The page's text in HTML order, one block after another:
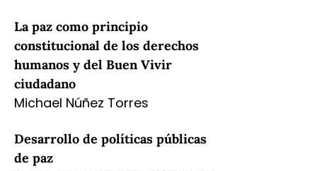
La paz como principio
constitucional de los derechos
humanos y del Buen Vivir
ciudadano
Michael Núñez Torres
Desarrollo de políticas públicas
de paz